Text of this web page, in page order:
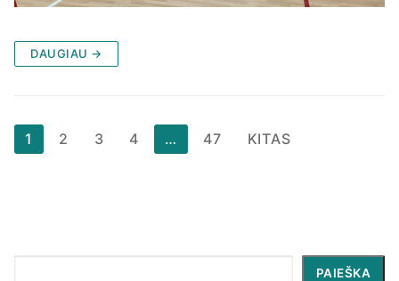
DAUGIAU →
Įrašų
puslapiavimas
1 2 3 4 … 47 KITAS
PAIEŠKA